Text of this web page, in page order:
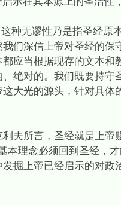
种无谬性乃是指圣经原
们深信上帝对圣经的
应当根据现存的文本
绝对的。我们既要持
大光的源头，针对具
夫所言，圣经就是上
本理念必须回到圣经，
掘上帝已经启示的对